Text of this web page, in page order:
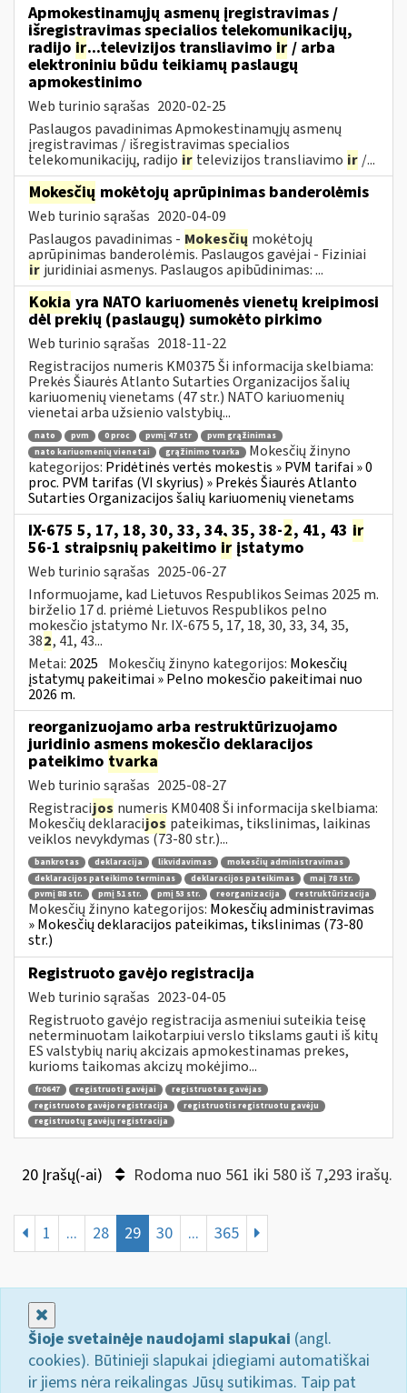
Apmokestinamųjų asmenų įregistravimas /
išregistravimas specialios telekomunikacijų,
radijo ir...televizijos transliavimo ir / arba
elektroniniu būdu teikiamų paslaugų
apmokestinimo
Web turinio sąrašas 2020-02-25
Paslaugos pavadinimas Apmokestinamųjų asmenų
įregistravimas / išregistravimas specialios
telekomunikacijų, radijo ir televizijos transliavimo ir /...
Mokesčių mokėtojų aprūpinimas banderolėmis
Web turinio sąrašas 2020-04-09
Paslaugos pavadinimas - Mokesčių mokėtojų
aprūpinimas banderolėmis. Paslaugos gavėjai - Fiziniai
ir juridiniai asmenys. Paslaugos apibūdinimas: ...
Kokia yra NATO kariuomenės vienetų kreipimosi
dėl prekių (paslaugų) sumokėto pirkimo
Web turinio sąrašas 2018-11-22
Registracijos numeris KM0375 Ši informacija skelbiama:
Prekės Šiaurės Atlanto Sutarties Organizacijos šalių
kariuomenių vienetams (47 str.) NATO kariuomenių
vienetai arba užsienio valstybių...
nato pvm 0 proc pvmį 47 str
pvm grąžinimas
nato kariuomenių vienetai
grąžinimo tvarka
Mokesčių žinyno
kategorijos: Pridėtinės vertės mokestis » PVM tarifai » 0
proc. PVM tarifas (VI skyrius) » Prekės Šiaurės Atlanto
Sutarties Organizacijos šalių kariuomenių vienetams
IX-675 5, 17, 18, 30, 33, 34, 35, 38-2, 41, 43 ir
56-1 straipsnių pakeitimo ir įstatymo
Web turinio sąrašas 2025-06-27
Informuojame, kad Lietuvos Respublikos Seimas 2025 m.
birželio 17 d. priėmė Lietuvos Respublikos pelno
mokesčio įstatymo Nr. IX-675 5, 17, 18, 30, 33, 34, 35,
382, 41, 43...
Metai: 2025 Mokesčių žinyno kategorijos: Mokesčių
įstatymų pakeitimai » Pelno mokesčio pakeitimai nuo
2026 m.
reorganizuojamo arba restruktūrizuojamo
juridinio asmens mokesčio deklaracijos
pateikimo tvarka
Web turinio sąrašas 2025-08-27
Registracijos numeris KM0408 Ši informacija skelbiama:
Mokesčių deklaracijos pateikimas, tikslinimas, laikinas
veiklos nevykdymas (73-80 str.)...
bankrotas deklaracija likvidavimas
mokesčių administravimas
deklaracijos pateikimo terminas
deklaracijos pateikimas
maį 78 str.
pvmį 88 str.
pmį 51 str. pmį 53 str. reorganizacija restruktūrizacija
Mokesčių žinyno kategorijos: Mokesčių administravimas
» Mokesčių deklaracijos pateikimas, tikslinimas (73-80
str.)
Registruoto gavėjo registracija
Web turinio sąrašas 2023-04-05
Registruoto gavėjo registracija asmeniui suteikia teisę
neterminuotam laikotarpiui verslo tikslams gauti iš kitų
ES valstybių narių akcizais apmokestinamas prekes,
kurioms taikomas akcizų mokėjimo...
fr0647 registruoti gavėjai
registruotas gavėjas
registruoto gavėjo registracija
registruotis registruotu gavėju
registruotų gavėjų registracija
20 Įrašų(-ai) Rodoma nuo 561 iki 580 iš 7,293 irašų.
1 ... 28 29 30 ... 365
Šioje svetainėje naudojami slapukai (angl.
cookies). Būtinieji slapukai įdiegiami automatiškai
ir jiems nėra reikalingas Jūsų sutikimas. Taip pat